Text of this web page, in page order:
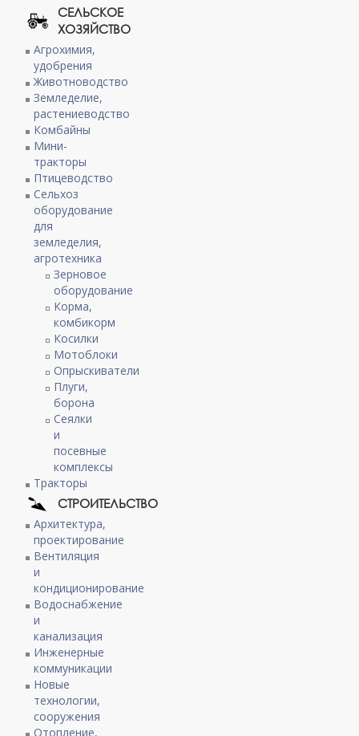
СЕЛЬСКОЕ
ХОЗЯЙСТВО
Агрохимия,
удобрения
Животноводство
Земледелие,
растениеводство
Комбайны
Мини-
тракторы
Птицеводство
Сельхоз
оборудование
для
земледелия,
агротехника
Зерновое
оборудование
Корма,
комбикорм
Косилки
Мотоблоки
Опрыскиватели
Плуги,
борона
Сеялки
и
посевные
комплексы
Тракторы
СТРОИТЕЛЬСТВО
Архитектура,
проектирование
Вентиляция
и
кондиционирование
Водоснабжение
и
канализация
Инженерные
коммуникации
Новые
технологии,
сооружения
Отопление,